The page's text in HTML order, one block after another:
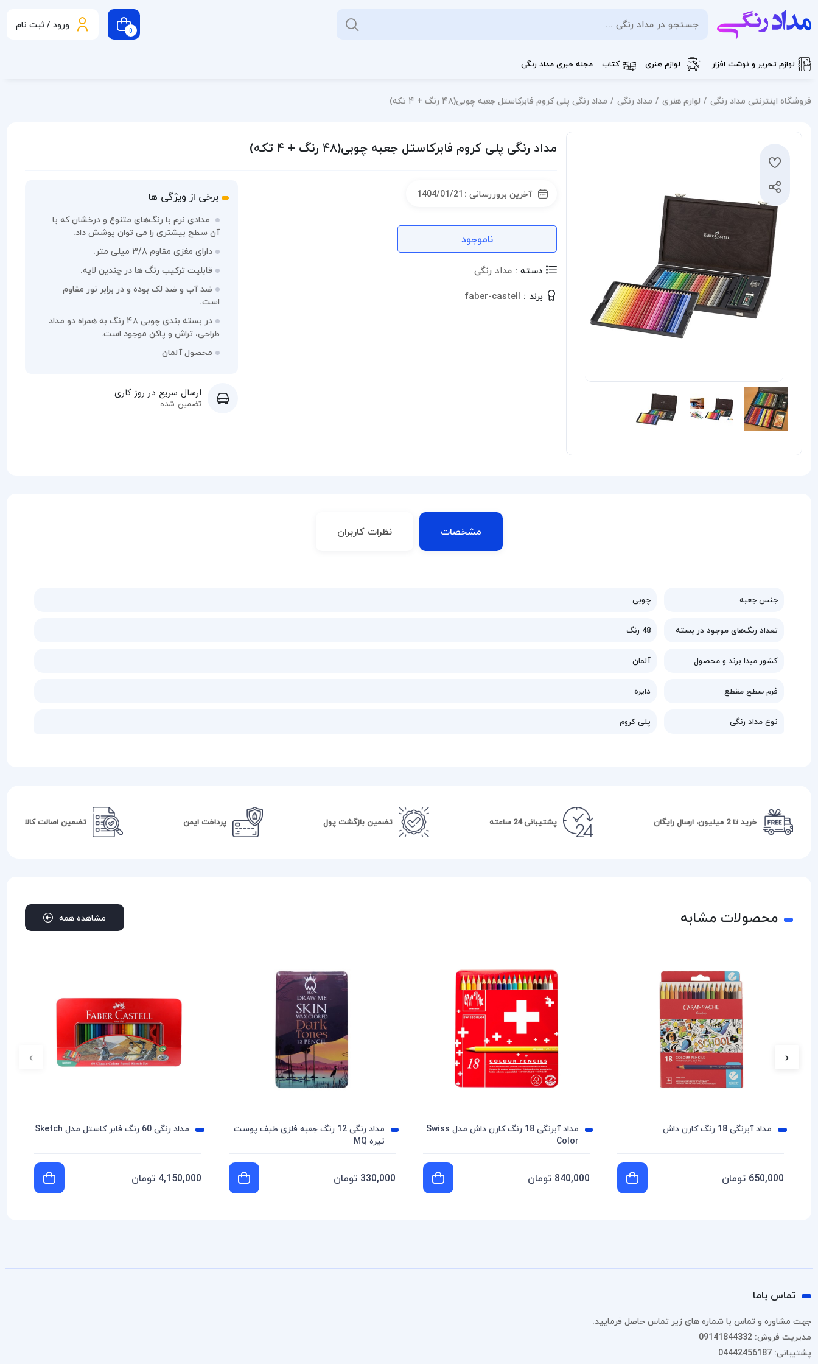
0 ورود / ثبت نام
لوازم تحریر و نوشت افزار لوازم هنری کتاب مجله خبری مداد رنگی
فروشگاه اینترنتی مداد رنگی لوازم هنری مداد رنگی مداد رنگی پلی کروم فابرکاستل جعبه چوبی(۴۸ رنگ + ۴ تکه)
مداد رنگی پلی کروم فابرکاستل جعبه چوبی(۴۸ رنگ + ۴ تکه)
آخرین بروزرسانی : 1404/01/21
ناموجود
دسته : مداد رنگی
برند : faber-castell
برخی از ویژگی ها
مدادی نرم با رنگ‌های متنوع و درخشان که با
آن سطح بیشتری را می توان پوشش داد.
دارای مغزی مقاوم ۳/۸ میلی متر.
قابلیت ترکیب رنگ ها در چندین لایه.
ضد آب و ضد لک بوده و در برابر نور مقاوم
است.
در بسته بندی چوبی ۴۸ رنگ به همراه دو مداد
طراحی، تراش و پاکن موجود است.
محصول آلمان
ارسال سریع در روز کاری
تضمین شده
مشخصات نظرات کاربران
جنس جعبه چوبی
تعداد رنگ‌های موجود در بسته 48 رنگ
کشور مبدا برند و محصول آلمان
فرم سطح مقطع دایره
نوع مداد رنگی پلی کروم
خرید تا 2 میلیون، ارسال رایگان پشتیبانی 24 ساعته تضمین بازگشت پول پرداخت ایمن تضمین اصالت کالا
محصولات مشابه مشاهده همه
مداد آبرنگی 18 رنگ کارن داش
650,000 تومان
مداد آبرنگی 18 رنگ کارن داش مدل Swiss
Color
840,000 تومان
مداد رنگی 12 رنگ جعبه فلزی طیف پوست
تیره MQ
330,000 تومان
مداد رنگی 60 رنگ فابر کاستل مدل Sketch
4,150,000 تومان
‹
›
تماس باما
جهت مشاوره و تماس با شماره های زیر تماس حاصل فرمایید.
مدیریت فروش: 09141844332
پشتیبانی: 04442456187